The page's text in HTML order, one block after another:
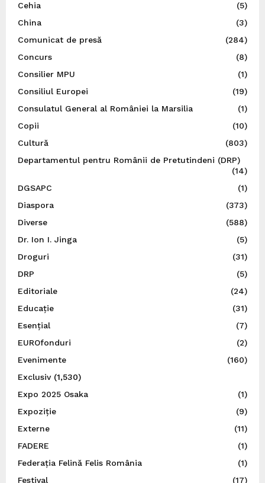
Cehia
(5)
China
(3)
Comunicat de presă
(284)
Concurs
(8)
Consilier MPU
(1)
Consiliul Europei
(19)
Consulatul General al României la Marsilia
(1)
Copii
(10)
Cultură
(803)
Departamentul pentru Românii de Pretutindeni (DRP)
(14)
DGSAPC
(1)
Diaspora
(373)
Diverse
(588)
Dr. Ion I. Jinga
(5)
Droguri
(31)
DRP
(5)
Editoriale
(24)
Educație
(31)
Esențial
(7)
EUROfonduri
(2)
Evenimente
(160)
Exclusiv(1,530)
Expo 2025 Osaka
(1)
Expoziție
(9)
Externe
(11)
FADERE
(1)
Federația Felină Felis România
(1)
Festival
(17)